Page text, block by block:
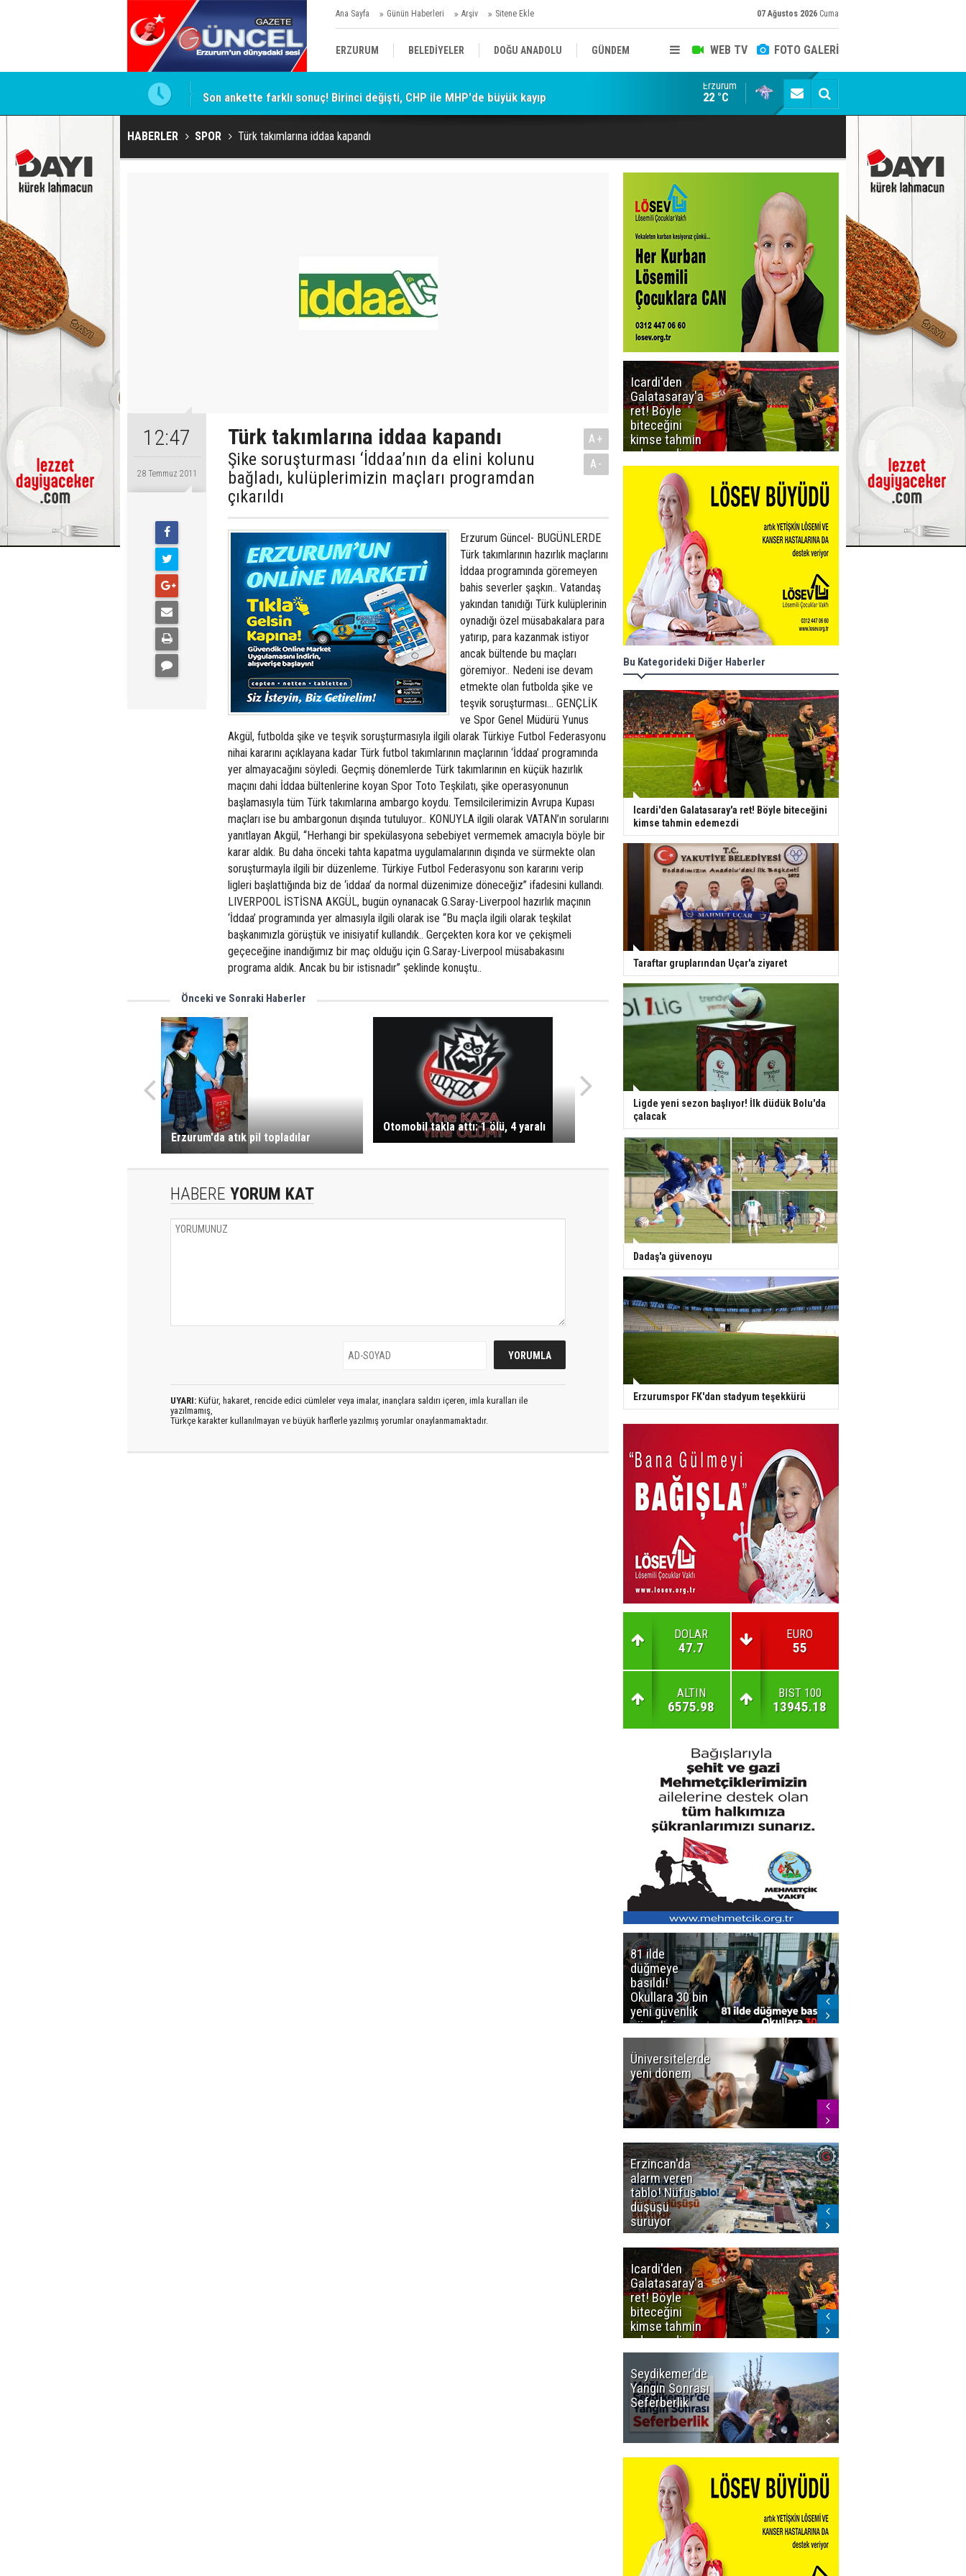
Ana Sayfa Günün Haberleri Arşiv Sitene Ekle 07 Ağustos 2026 Cuma
WEB TV FOTO GALERİ
ERZURUM BELEDİYELER DOĞU ANADOLU GÜNDEM
SİYASET AFAD/ SAVAŞ SPOR
KÜLTÜR/SANAT//MAĞAZİN
Son ankette farklı sonuç! Birinci değişti, CHP ile MHP'de büyük kayıp Erzurum'da Tarih sıvaların altından çıktı
Erzurum
22 °C
HABERLER SPOR Türk takımlarına iddaa kapandı
12:47
28 Temmuz 2011
Türk takımlarına iddaa kapandı
Şike soruşturması ‘İddaa’nın da elini kolunu
bağladı, kulüplerimizin maçları programdan
çıkarıldı
A+
A-
Erzurum Güncel- BUGÜNLERDE
Türk takımlarının hazırlık maçlarını
İddaa programında göremeyen
bahis severler şaşkın.. Vatandaş
yakından tanıdığı Türk kulüplerinin
oynadığı özel müsabakalara para
yatırıp, para kazanmak istiyor
ancak bültende bu maçları
göremiyor.. Nedeni ise devam
etmekte olan futbolda şike ve
teşvik soruşturması... GENÇLİK
ve Spor Genel Müdürü Yunus
Akgül, futbolda şike ve teşvik soruşturmasıyla ilgili olarak Türkiye Futbol Federasyonu
nihai kararını açıklayana kadar Türk futbol takımlarının maçlarının ‘İddaa’ programında
yer almayacağını söyledi. Geçmiş dönemlerde Türk takımlarının en küçük hazırlık
maçını dahi İddaa bültenlerine koyan Spor Toto Teşkilatı, şike operasyonunun
başlamasıyla tüm Türk takımlarına ambargo koydu. Temsilcilerimizin Avrupa Kupası
maçları ise bu ambargonun dışında tutuluyor.. KONUYLA ilgili olarak VATAN’ın sorularını
yanıtlayan Akgül, “Herhangi bir spekülasyona sebebiyet vermemek amacıyla böyle bir
karar aldık. Bu daha önceki tahta kapatma uygulamalarının dışında ve sürmekte olan
soruşturmayla ilgili bir düzenleme. Türkiye Futbol Federasyonu son kararını verip
ligleri başlattığında biz de ‘iddaa’ da normal düzenimize döneceğiz” ifadesini kullandı.
LIVERPOOL İSTİSNA AKGÜL, bugün oynanacak G.Saray-Liverpool hazırlık maçının
‘İddaa’ programında yer almasıyla ilgili olarak ise “Bu maçla ilgili olarak teşkilat
başkanımızla görüştük ve inisiyatif kullandık.. Gerçekten kora kor ve çekişmeli
geçeceğine inandığımız bir maç olduğu için G.Saray-Liverpool müsabakasını
programa aldık. Ancak bu bir istisnadır” şeklinde konuştu..
Önceki ve Sonraki Haberler
Erzurum'da atık pil topladılar
Otomobil takla attı: 1 ölü, 4 yaralı
HABERE YORUM KAT
UYARI: Küfür, hakaret, rencide edici cümleler veya imalar, inançlara saldırı içeren, imla kuralları ile
yazılmamış,
Türkçe karakter kullanılmayan ve büyük harflerle yazılmış yorumlar onaylanmamaktadır.
Icardi'den
Galatasaray'a
ret! Böyle
biteceğini
kimse tahmin
edemezdi
Uçar'a ziyaret
Bu Kategorideki Diğer Haberler
Icardi'den Galatasaray'a ret! Böyle biteceğini
kimse tahmin edemezdi
Taraftar gruplarından Uçar'a ziyaret
Ligde yeni sezon başlıyor! İlk düdük Bolu'da
çalacak
Dadaş'a güvenoyu
Erzurumspor FK'dan stadyum teşekkürü
DOLAR
47.7
EURO
55
ALTIN
6575.98
BIST 100
13945.18
81 ilde
düğmeye
basıldı!
Okullara 30 bin
yeni güvenlik
görevlisi
Üniversitelerde
yeni dönem
Erzincan'da
alarm veren
tablo! Nüfus
düşüşü
sürüyor
Icardi'den
Galatasaray'a
ret! Böyle
biteceğini
kimse tahmin
edemezdi
Seydikemer'de
Yangın Sonrası
Seferberlik